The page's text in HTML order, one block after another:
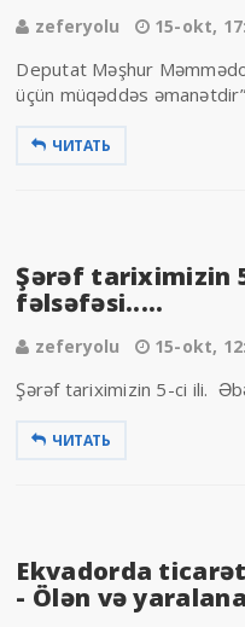
zeferyolu 15-okt,
Deputat Məşhur
üçün müqəddəs
ЧИТАТЬ
Şərəf tariximizin
fəlsəfəsi.....
zeferyolu 15-okt,
Şərəf tariximizin 5-ci ili.
ЧИТАТЬ
Ekvadorda
- Ölən və